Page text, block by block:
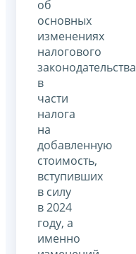
об
основных
изменениях
налогового
законодательства
в
части
налога
на
добавленную
стоимость,
вступивших
в силу
в 2024
году, а
именно